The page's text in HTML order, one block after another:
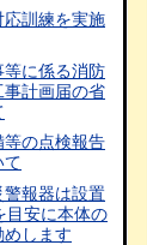
応訓練を実施
等に係る消防
事計画届の省
等の点検報告
て
警報器は設置
目安に本体の
します